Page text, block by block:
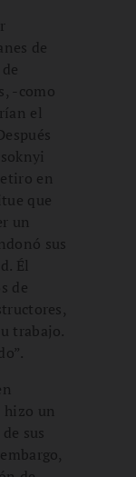
de
-como
el
en
que
un
sus
Él
de
trabajo.
hizo un
sus